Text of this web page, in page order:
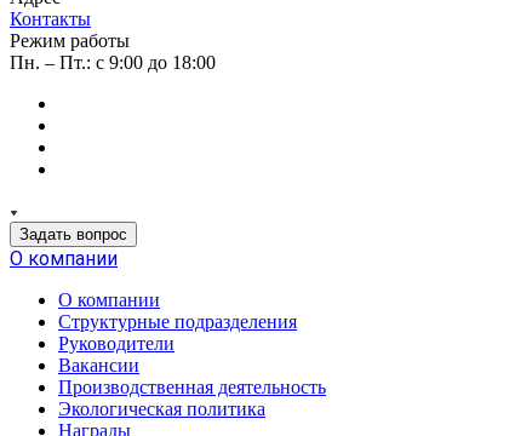
Контакты
Режим работы
Пн. – Пт.: с 9:00 до 18:00
Задать вопрос
О компании
О компании
Структурные подразделения
Руководители
Вакансии
Производственная деятельность
Экологическая политика
Награды